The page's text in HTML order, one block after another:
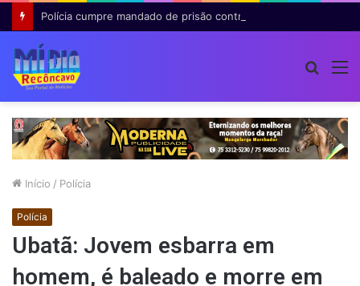
Início / Polícia
Polícia
Ubatã: Jovem esbarra em
homem, é baleado e morre em